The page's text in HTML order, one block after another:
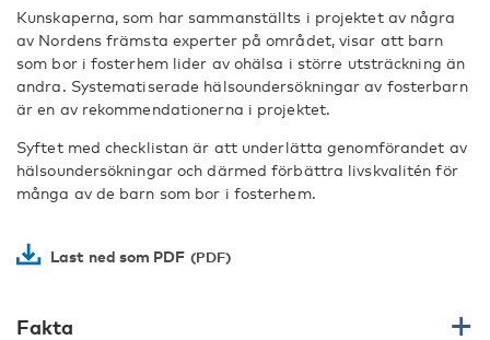
Kunskaperna, som har sammanställts i projektet av några
av Nordens främsta experter på området, visar att barn
som bor i fosterhem lider av ohälsa i större utsträckning än
andra. Systematiserade hälsoundersökningar av fosterbarn
är en av rekommendationerna i projektet.
Syftet med checklistan är att underlätta genomförandet av
hälsoundersökningar och därmed förbättra livskvalitén för
många av de barn som bor i fosterhem.
Last ned som PDF
Fakta